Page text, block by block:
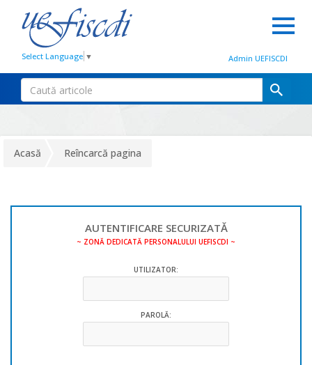
Select Language ▼ Admin UEFISCDI
Acasă Reîncarcă pagina
AUTENTIFICARE SECURIZATĂ
~ ZONĂ DEDICATĂ PERSONALULUI UEFISCDI ~
UTILIZATOR:
PAROLĂ: